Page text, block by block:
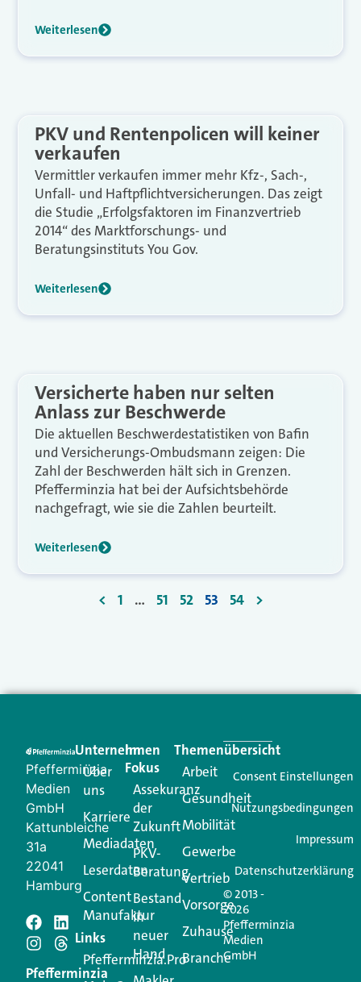
Weiterlesen
PKV und Rentenpolicen will keiner
verkaufen
Vermittler verkaufen immer mehr Kfz-, Sach-,
Unfall- und Haftpflichtversicherungen. Das zeigt
die Studie „Erfolgsfaktoren im Finanzvertrieb
2014“ des Marktforschungs- und
Beratungsinstituts You Gov.
Weiterlesen
Versicherte haben nur selten
Anlass zur Beschwerde
Die aktuellen Beschwerdestatistiken von Bafin
und Versicherungs-Ombudsmann zeigen: Die
Zahl der Beschwerden hält sich in Grenzen.
Pfefferminzia hat bei der Aufsichtsbehörde
nachgefragt, wie sie die Zahlen beurteilt.
Weiterlesen
< 1 … 51 52 53 54 >
Pfefferminzia
Medien
GmbH
Kattunbleiche
31a
22041
Hamburg
Pfefferminzia
Unternehmen
Über
uns
Karriere
Mediadaten
Leserdaten
Content
Manufaktur
Links
Pfefferminzia.Pro
Im
Fokus
Assekuranz
der
Zukunft
PKV-
Beratung
Bestand
in
neuer
Hand
Themenübersicht
Arbeit
Gesundheit
Mobilität
Gewerbe
Vertrieb
Vorsorge
Zuhause
Branche
© 2013 -
2026
Pfefferminzia
Medien
GmbH
Consent Einstellungen
Nutzungsbedingungen
Impressum
Datenschutzerklärung